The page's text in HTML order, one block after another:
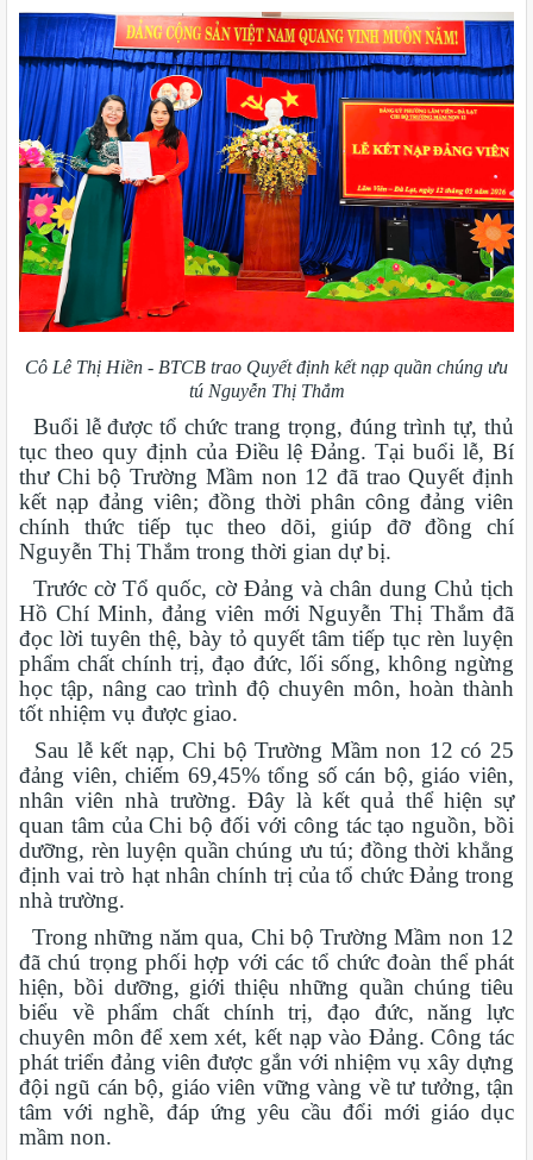
Cô Lê Thị Hiền - BTCB trao Quyết định kết nạp quần chúng ưu
tú Nguyễn Thị Thắm
Buổi lễ được tổ chức trang trọng, đúng trình tự, thủ
tục theo quy định của Điều lệ Đảng. Tại buổi lễ, Bí
thư Chi bộ Trường Mầm non 12 đã trao Quyết định
kết nạp đảng viên; đồng thời phân công đảng viên
chính thức tiếp tục theo dõi, giúp đỡ đồng chí
Nguyễn Thị Thắm trong thời gian dự bị.
Trước cờ Tổ quốc, cờ Đảng và chân dung Chủ tịch
Hồ Chí Minh, đảng viên mới Nguyễn Thị Thắm đã
đọc lời tuyên thệ, bày tỏ quyết tâm tiếp tục rèn luyện
phẩm chất chính trị, đạo đức, lối sống, không ngừng
học tập, nâng cao trình độ chuyên môn, hoàn thành
tốt nhiệm vụ được giao.
Sau lễ kết nạp, Chi bộ Trường Mầm non 12 có 25
đảng viên, chiếm 69,45% tổng số cán bộ, giáo viên,
nhân viên nhà trường. Đây là kết quả thể hiện sự
quan tâm của Chi bộ đối với công tác tạo nguồn, bồi
dưỡng, rèn luyện quần chúng ưu tú; đồng thời khẳng
định vai trò hạt nhân chính trị của tổ chức Đảng trong
nhà trường.
Trong những năm qua, Chi bộ Trường Mầm non 12
đã chú trọng phối hợp với các tổ chức đoàn thể phát
hiện, bồi dưỡng, giới thiệu những quần chúng tiêu
biểu về phẩm chất chính trị, đạo đức, năng lực
chuyên môn để xem xét, kết nạp vào Đảng. Công tác
phát triển đảng viên được gắn với nhiệm vụ xây dựng
đội ngũ cán bộ, giáo viên vững vàng về tư tưởng, tận
tâm với nghề, đáp ứng yêu cầu đổi mới giáo dục
mầm non.